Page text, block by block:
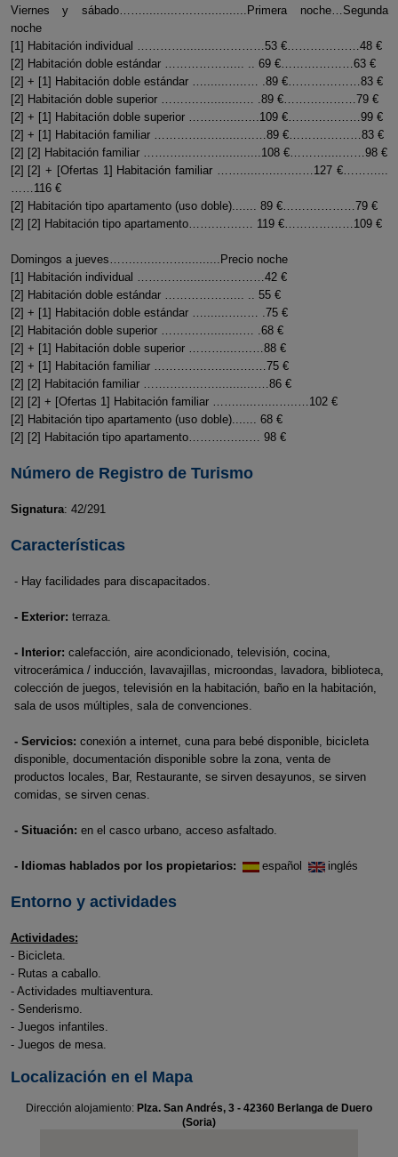
Viernes y sábado……..........….…............Primera noche…Segunda
noche
[1] Habitación individual …………..........…………53 €……….………48 €
[2] Habitación doble estándar ………………... .. 69 €……….………63 €
[2] + [1] Habitación doble estándar ….......…..… .89 €……….………83 €
[2] Habitación doble superior ……….….........… .89 €……….………79 €
[2] + [1] Habitación doble superior ……..…....….109 €……….………99 €
[2] + [1] Habitación familiar …………..…......….…89 €……….………83 €
[2] [2] Habitación familiar …….…...….…............108 €……….....……98 €
[2] [2] + [Ofertas 1] Habitación familiar ……......…...…..…127 €………...
……116 €
[2] Habitación tipo apartamento (uso doble)....... 89 €……….………79 €
[2] [2] Habitación tipo apartamento…….…….… 119 €………………109 €
Domingos a jueves……..…...……..........Precio noche
[1] Habitación individual …………..........…………42 €
[2] Habitación doble estándar ………………... .. 55 €
[2] + [1] Habitación doble estándar ….......…..… .75 €
[2] Habitación doble superior ……….….........… .68 €
[2] + [1] Habitación doble superior ………....….…88 €
[2] + [1] Habitación familiar …………..…......….…75 €
[2] [2] Habitación familiar …….…..….…............…86 €
[2] [2] + [Ofertas 1] Habitación familiar ……......…...…..…102 €
[2] Habitación tipo apartamento (uso doble)....... 68 €
[2] [2] Habitación tipo apartamento……….…...… 98 €
Número de Registro de Turismo
Signatura: 42/291
Características
- Hay facilidades para discapacitados.
- Exterior: terraza.
- Interior: calefacción, aire acondicionado, televisión, cocina,
vitrocerámica / inducción, lavavajillas, microondas, lavadora, biblioteca,
colección de juegos, televisión en la habitación, baño en la habitación,
sala de usos múltiples, sala de convenciones.
- Servicios: conexión a internet, cuna para bebé disponible, bicicleta
disponible, documentación disponible sobre la zona, venta de
productos locales, Bar, Restaurante, se sirven desayunos, se sirven
comidas, se sirven cenas.
- Situación: en el casco urbano, acceso asfaltado.
- Idiomas hablados por los propietarios: español inglés
Entorno y actividades
Actividades:
- Bicicleta.
- Rutas a caballo.
- Actividades multiaventura.
- Senderismo.
- Juegos infantiles.
- Juegos de mesa.
Localización en el Mapa
Dirección alojamiento: Plza. San Andrés, 3 - 42360 Berlanga de Duero
(Soria)